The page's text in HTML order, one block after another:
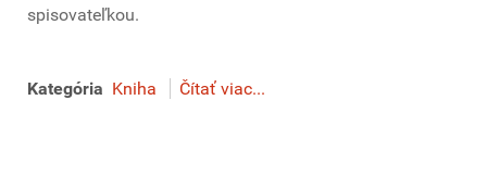
spisovateľkou.
Kategória Kniha Čítať viac...